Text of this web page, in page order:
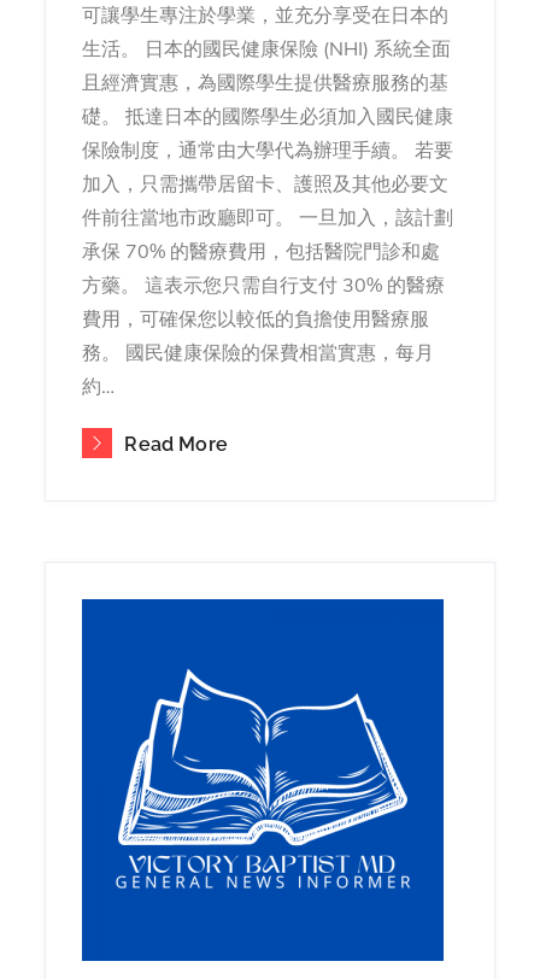
可讓學生專注於學業，並充分享受在日本的
生活。 日本的國民健康保險 (NHI) 系統全面
且經濟實惠，為國際學生提供醫療服務的基
礎。 抵達日本的國際學生必須加入國民健康
保險制度，通常由大學代為辦理手續。 若要
加入，只需攜帶居留卡、護照及其他必要文
件前往當地市政廳即可。 一旦加入，該計劃
承保 70% 的醫療費用，包括醫院門診和處
方藥。 這表示您只需自行支付 30% 的醫療
費用，可確保您以較低的負擔使用醫療服
務。 國民健康保險的保費相當實惠，每月
約…
Read More